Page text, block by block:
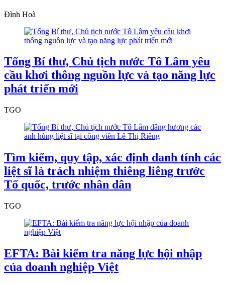
Đình Hoà
Tổng Bí thư, Chủ tịch nước Tô Lâm yêu
cầu khơi thông nguồn lực và tạo năng lực
phát triển mới
TGO
Tìm kiếm, quy tập, xác định danh tính các
liệt sĩ là trách nhiệm thiêng liêng trước
Tổ quốc, trước nhân dân
TGO
EFTA: Bài kiểm tra năng lực hội nhập
của doanh nghiệp Việt